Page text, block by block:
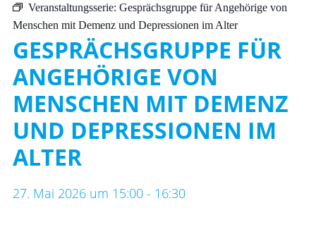
Veranstaltungsserie: Gesprächsgruppe für Angehörige von
Menschen mit Demenz und Depressionen im Alter
GESPRÄCHSGRUPPE FÜR
ANGEHÖRIGE VON
MENSCHEN MIT DEMENZ
UND DEPRESSIONEN IM
ALTER
27. Mai 2026 um 15:00 - 16:30